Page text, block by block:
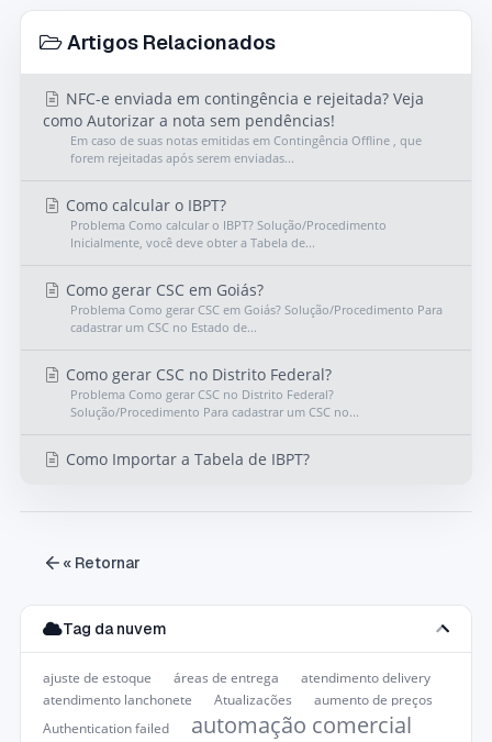
Artigos Relacionados
NFC-e enviada em contingência e rejeitada? Veja
como Autorizar a nota sem pendências!
Em caso de suas notas emitidas em Contingência Offline , que
forem rejeitadas após serem enviadas...
Como calcular o IBPT?
Problema Como calcular o IBPT? Solução/Procedimento
Inicialmente, você deve obter a Tabela de...
Como gerar CSC em Goiás?
Problema Como gerar CSC em Goiás? Solução/Procedimento Para
cadastrar um CSC no Estado de...
Como gerar CSC no Distrito Federal?
Problema Como gerar CSC no Distrito Federal?
Solução/Procedimento Para cadastrar um CSC no...
Como Importar a Tabela de IBPT?
« Retornar
Tag da nuvem
ajuste de estoque áreas de entrega
atendimento delivery
atendimento lanchonete
Atualizações
aumento de preços
Authentication failed
automação comercial